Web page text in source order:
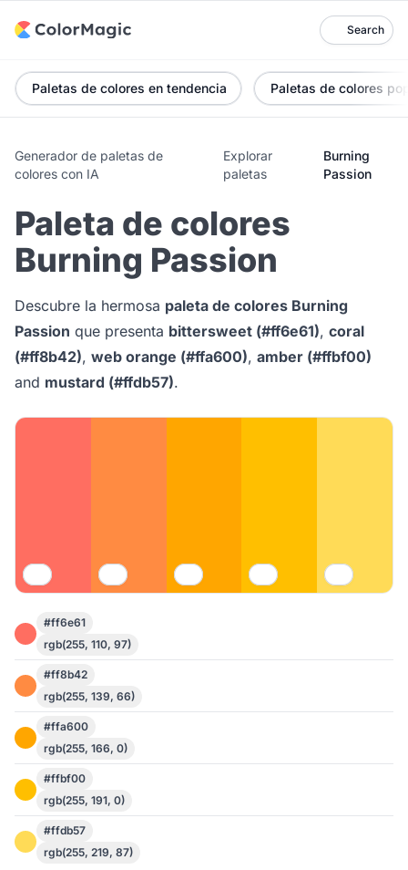
Search
Paletas de colores en tendencia Paletas de colores
Generador de paletas de
colores con IA
Explorar
paletas
Burning
Passion
Paleta de colores
Burning Passion
Descubre la hermosa paleta de colores Burning
Passion que presenta bittersweet (#ff6e61), coral
(#ff8b42), web orange (#ffa600), amber (#ffbf00)
and mustard (#ffdb57).
#ff6e61
rgb(255, 110, 97)
#ff8b42
rgb(255, 139, 66)
#ffa600
rgb(255, 166, 0)
#ffbf00
rgb(255, 191, 0)
#ffdb57
rgb(255, 219, 87)